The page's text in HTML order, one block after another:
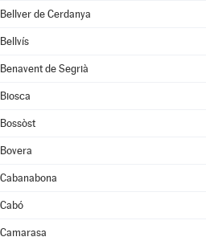
Bellver de Cerdanya
Bellvís
Benavent de Segrià
Biosca
Bossòst
Bovera
Cabanabona
Cabó
Camarasa